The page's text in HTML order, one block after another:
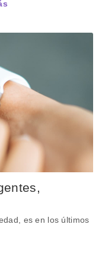
es en los últimos